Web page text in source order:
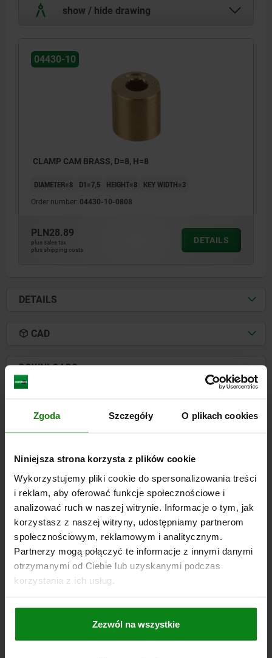
Zgoda Szczegóły O plikach cookies
Niniejsza strona korzysta z plików cookie
Wykorzystujemy pliki cookie do spersonalizowania treści
i reklam, aby oferować funkcje społecznościowe i
analizować ruch w naszej witrynie. Informacje o tym, jak
korzystasz z naszej witryny, udostępniamy partnerom
społecznościowym, reklamowym i analitycznym.
Partnerzy mogą połączyć te informacje z innymi danymi
otrzymanymi od Ciebie lub uzyskanymi podczas
korzystania z ich usług.
Zezwól na wszystkie
show / hide drawing
1) Clamping edge
04430-10
CLAMP CAM BRASS, D=8, H=8
DIAMETER=8 D1=7,5 HEIGHT=8 KEY WIDTH=3
Order number: 04430-10-0808
PLN28.89
plus sales tax
plus shipping costs
DETAILS
DETAILS
CAD
DOWNLOADS
Tube clamp swivel half, aluminium, straight with
sunken teeth, for round tubes